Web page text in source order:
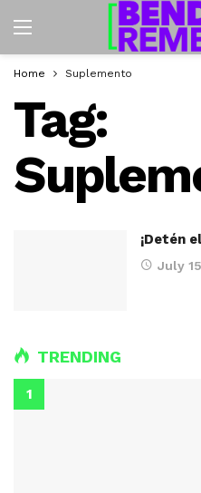
Home Suplemento
Tag:
¡Detén
July
TRENDING